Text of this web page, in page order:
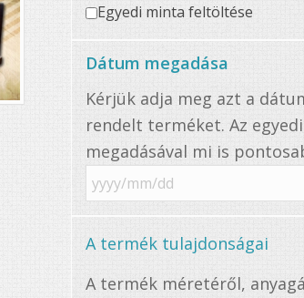
Egyedi minta feltöltése
Dátum megadása
Kérjük adja meg azt a
rendelt terméket. Az
megadásával mi is
A termék tulajdonságai
A termék méretéről,